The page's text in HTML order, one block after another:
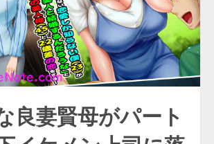
良妻賢母がパート